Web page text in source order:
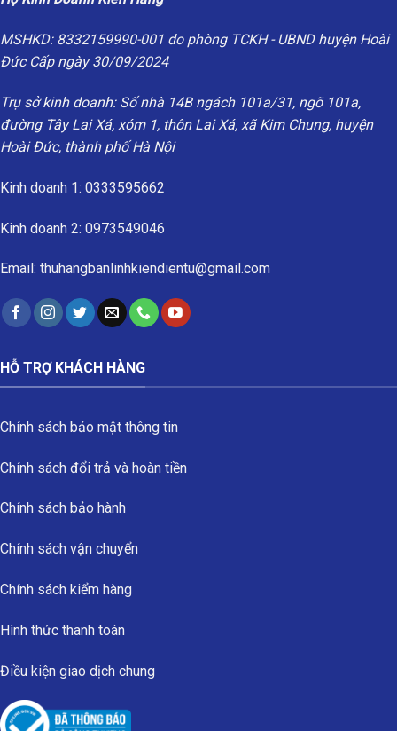
MSHKD: 8332159990-001 do phòng TCKH - UBND huyện Hoài
Đức Cấp ngày 30/09/2024
Trụ sở kinh doanh: Số nhà 14B ngách 101a/31, ngõ 101a,
đường Tây Lai Xá, xóm 1, thôn Lai Xá, xã Kim Chung, huyện
Hoài Đức, thành phố Hà Nội
Kinh doanh 1: 0333595662
Kinh doanh 2: 0973549046
Email: thuhangbanlinhkiendientu@gmail.com
HỖ TRỢ KHÁCH HÀNG
Chính sách bảo mật thông tin
Chính sách đổi trả và hoàn tiền
Chính sách bảo hành
Chính sách vận chuyển
Chính sách kiểm hàng
Hình thức thanh toán
Điều kiện giao dịch chung